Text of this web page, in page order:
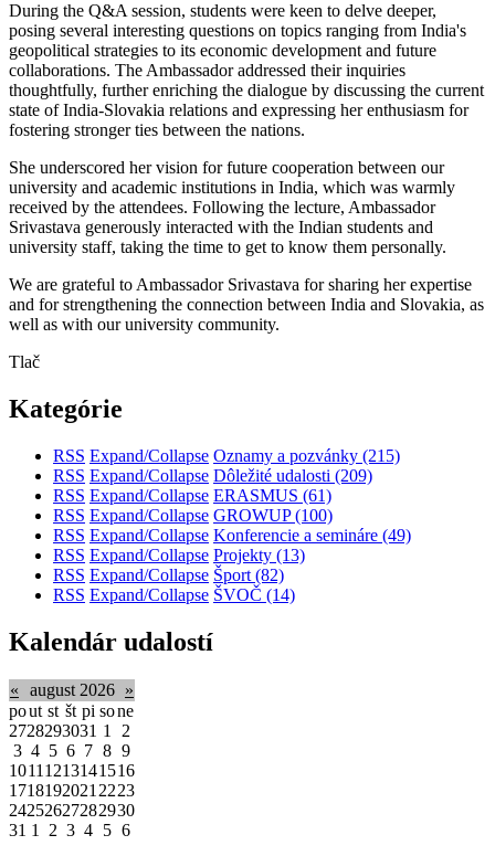
During the Q&A session, students were keen to delve deeper,
posing several interesting questions on topics ranging from India's
geopolitical strategies to its economic development and future
collaborations. The Ambassador addressed their inquiries
thoughtfully, further enriching the dialogue by discussing the current
state of India-Slovakia relations and expressing her enthusiasm for
fostering stronger ties between the nations.
She underscored her vision for future cooperation between our
university and academic institutions in India, which was warmly
received by the attendees. Following the lecture, Ambassador
Srivastava generously interacted with the Indian students and
university staff, taking the time to get to know them personally.
We are grateful to Ambassador Srivastava for sharing her expertise
and for strengthening the connection between India and Slovakia, as
well as with our university community.
Tlač
Kategórie
RSS Expand/Collapse Oznamy a pozvánky (215)
RSS Expand/Collapse Dôležité udalosti (209)
RSS Expand/Collapse ERASMUS (61)
RSS Expand/Collapse GROWUP(100)
RSS Expand/Collapse Konferencie a semináre (49)
RSS Expand/Collapse Projekty (13)
RSS Expand/Collapse Šport (82)
RSS Expand/Collapse ŠVOČ (14)
Kalendár udalostí
« august 2026 »
pout st št pi sone
2728293031 1
2
3 4 5 6 7 8 9
1011 1213141516
1718192021 2223
24252627282930
31 1 2 3 4 5 6